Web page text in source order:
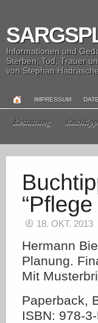
Informationen und
Sterben, Tod, Trauer
von Stephan
IMPRESSUM
Bestattung
18. OKT. 2013
Hermann
Planung.
Mit
Paperback,
ISBN: 978-